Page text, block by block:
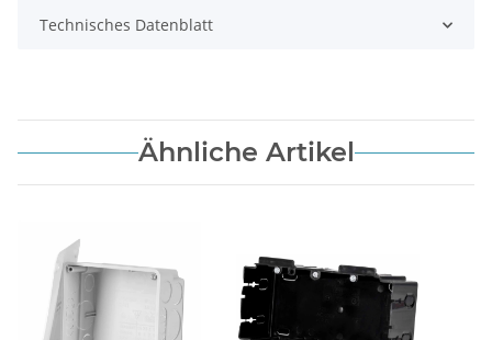
Technisches Datenblatt
Ähnliche Artikel